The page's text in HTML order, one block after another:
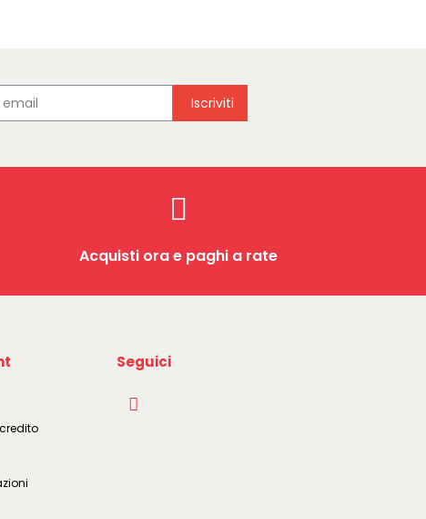
Iscriviti
Acquisti ora e paghi a rate
Seguici